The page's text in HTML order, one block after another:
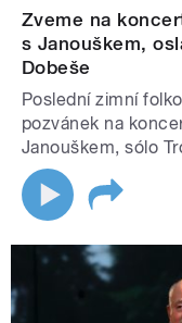
Zveme na
s Janouškem,
Dobeše
Poslední zimní
pozvánek na
Janouškem, sólo